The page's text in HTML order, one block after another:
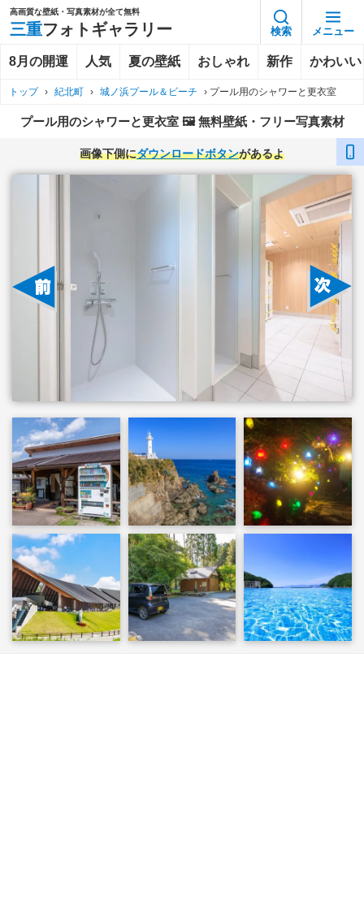
高画質な壁紙・写真素材が全て無料
三重フォトギャラリー 検索 メニュー
8月の開運 人気 夏の壁紙 おしゃれ 新作 かわいい
トップ › 紀北町 › 城ノ浜プール＆ビーチ › プール用のシャワーと更衣室
プール用のシャワーと更衣室 🖼️ 無料壁紙・フリー写真素材
画像下側にダウンロードボタンがあるよ